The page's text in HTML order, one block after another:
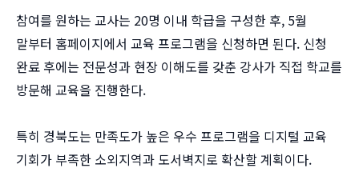
참여를 원하는 교사는 20명 이내 학급을 구성한 후, 5월
말부터 홈페이지에서 교육 프로그램을 신청하면 된다. 신청
완료 후에는 전문성과 현장 이해도를 갖춘 강사가 직접 학교를
방문해 교육을 진행한다.
특히 경북도는 만족도가 높은 우수 프로그램을 디지털 교육
기회가 부족한 소외지역과 도서벽지로 확산할 계획이다.